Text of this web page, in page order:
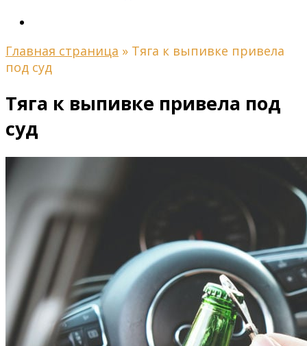
Главная страница » Тяга к выпивке привела
под суд
Тяга к выпивке привела под
суд